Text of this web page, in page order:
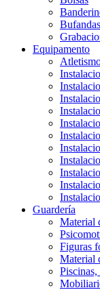
Bufandas
Equipamento
Guardería
Material
Figuras
Material